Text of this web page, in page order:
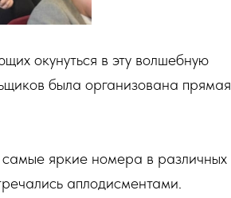
окунуться в эту волшебную
была организована прямая
яркие номера в различных
аплодисментами.